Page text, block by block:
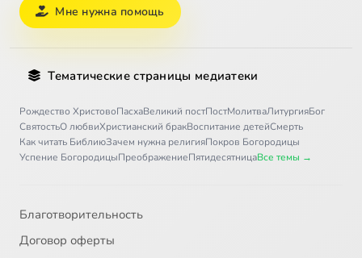
Мне нужна помощь
Тематические страницы медиатеки
Рождество ХристовоПасхаВеликий постПостМолитваЛитургияБог
СвятостьО любвиХристианский бракВоспитание детейСмерть
Как читать БиблиюЗачем нужна религияПокров Богородицы
Успение БогородицыПреображениеПятидесятницаВсе темы →
Благотворительность
Договор оферты